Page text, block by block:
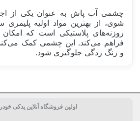
چشمی آب پاش به عنوان یکی از
شوی، از بهترین مواد اولیه
روزنه‌های پلاستیکی است که
فراهم می‌کند. این چشمی کمک
و زنگ زدگی جلوگیری شود.
جلواولین فروشگاه آنلاین یدکی